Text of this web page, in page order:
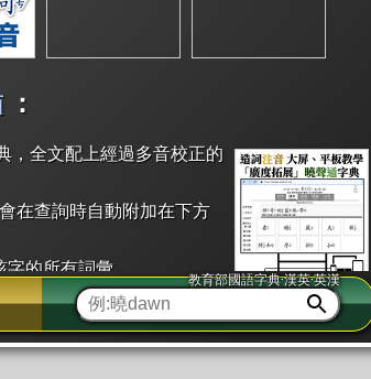
：
，全文配上經過多音校正的
在查詢時自動附加在下方
的所有詞彙。
」。也支援查詢「同注音」或「同筆畫」。
擊便可瞬間「連續查詢」此字詞的解釋，不
教育部國語字典·漢英·英漢